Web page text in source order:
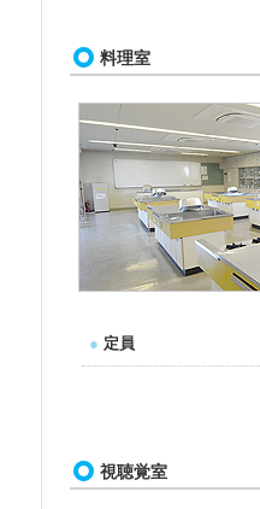
料理室
● 定員
視聴覚室